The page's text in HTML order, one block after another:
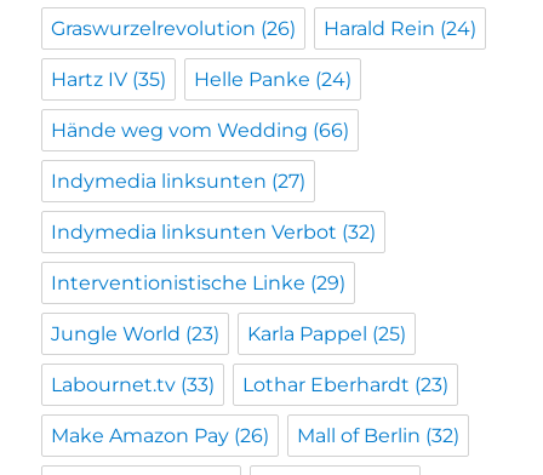
Graswurzelrevolution (26) Harald Rein (24)
Hartz IV (35) Helle Panke (24)
Hände weg vom Wedding (66)
Indymedia linksunten (27)
Indymedia linksunten Verbot (32)
Interventionistische Linke (29)
Jungle World (23) Karla Pappel (25)
Labournet.tv (33) Lothar Eberhardt (23)
Make Amazon Pay (26) Mall of Berlin (32)